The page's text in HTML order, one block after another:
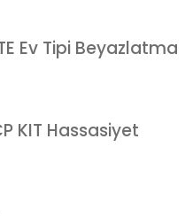
Ev Tipi Beyazlatma
KIT Hassasiyet